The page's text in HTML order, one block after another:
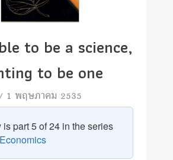
to be a science,
to be one
1 พฤษภาคม 2535
is part 5 of 24 in the series